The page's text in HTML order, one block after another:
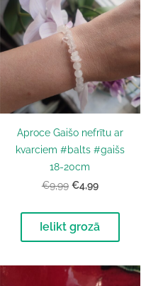
Aproce Gaišo nefrītu ar
kvarciem #balts #gaišs
18-20cm
€9,99 €4,99
Ielikt grozā